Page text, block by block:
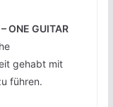
ONE GUITAR
gehabt mit
führen.